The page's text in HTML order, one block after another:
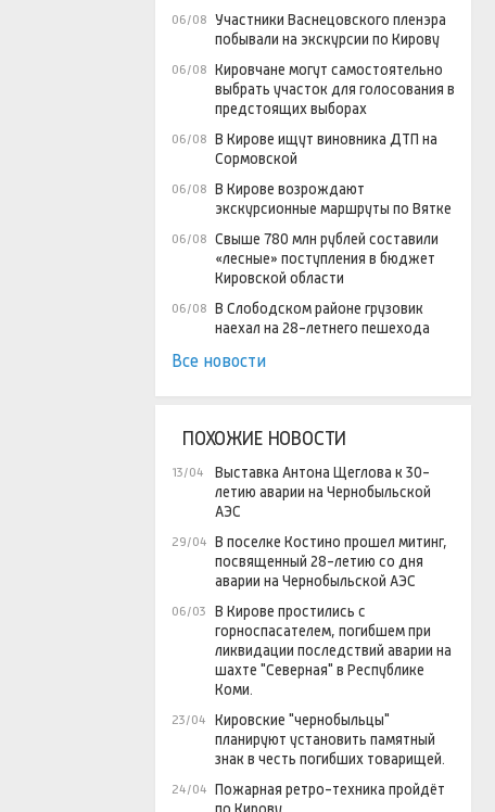
06/08 Участники Васнецовского пленэра
побывали на экскурсии по Кирову
06/08 Кировчане могут самостоятельно
выбрать участок для голосования в
предстоящих выборах
06/08 В Кирове ищут виновника ДТП на
Сормовской
06/08 В Кирове возрождают
экскурсионные маршруты по Вятке
06/08 Свыше 780 млн рублей составили
«лесные» поступления в бюджет
Кировской области
06/08 В Слободском районе грузовик
наехал на 28-летнего пешехода
Все новости
ПОХОЖИЕ НОВОСТИ
13/04
Выставка Антона Щеглова к 30-
летию аварии на Чернобыльской
АЭС
29/04 В поселке Костино прошел митинг,
посвященный 28-летию со дня
аварии на Чернобыльской АЭС
06/03
В Кирове простились с
горноспасателем, погибшем при
ликвидации последствий аварии на
шахте "Северная" в Республике
Коми.
23/04
Кировские "чернобыльцы"
планируют установить памятный
знак в честь погибших товарищей.
24/04 Пожарная ретро-техника пройдёт